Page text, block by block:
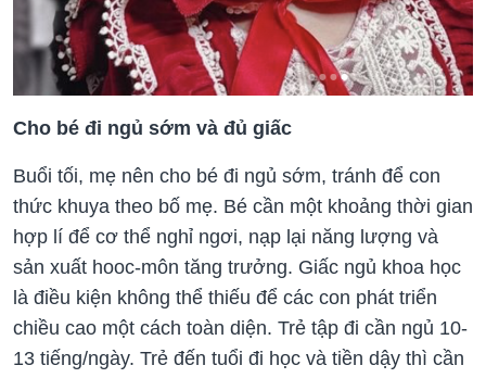
Cho bé đi ngủ sớm và đủ giấc
Buổi tối, mẹ nên cho bé đi ngủ sớm, tránh để con
thức khuya theo bố mẹ. Bé cần một khoảng thời gian
hợp lí để cơ thể nghỉ ngơi, nạp lại năng lượng và
sản xuất hooc-môn tăng trưởng. Giấc ngủ khoa học
là điều kiện không thể thiếu để các con phát triển
chiều cao một cách toàn diện. Trẻ tập đi cần ngủ 10-
13 tiếng/ngày. Trẻ đến tuổi đi học và tiền dậy thì cần